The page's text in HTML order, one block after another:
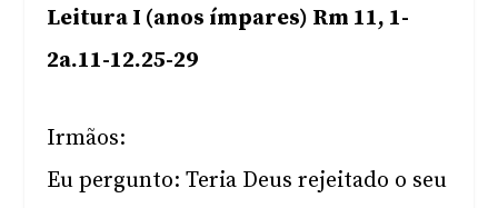
Leitura I (anos ímpares) Rm 11, 1-
2a.11-12.25-29
Irmãos:
Eu pergunto: Teria Deus rejeitado o seu